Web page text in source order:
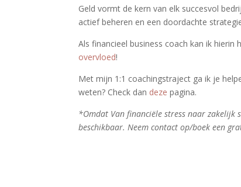
Geld vormt de kern van elk succesvol
actief beheren en een doordachte
Als financieel business coach kan ik
overvloed!
Met mijn 1:1 coachingstraject ga ik je
weten? Check dan deze pagina.
*Omdat Van financiële stress naar zakelijk
beschikbaar. Neem contact op/boek een